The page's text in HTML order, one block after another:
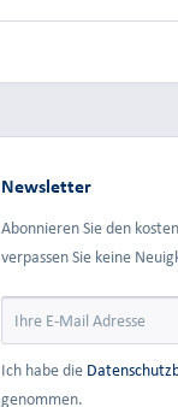
Newsletter
Abonnieren Sie den
verpassen Sie keine
Ich habe die
genommen.